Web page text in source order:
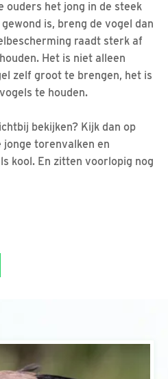
ouders het jong in de steek
is, breng de vogel dan
raadt sterk af
Het is niet alleen
zelf groot te brengen, het is
te houden.
bekijken? Kijk dan op
jonge torenvalken en
kool. En zitten voorlopig nog